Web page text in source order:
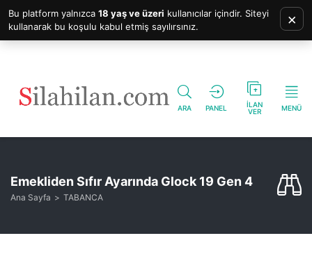
ARA PANEL
İLAN
VER
MENÜ
Emekliden Sıfır Ayarında Glock 19 Gen 4
Ana Sayfa TABANCA
Bu platform yalnızca 18 yaş ve üzeri kullanıcılar içindir. Siteyi
kullanarak bu koşulu kabul etmiş sayılırsınız.
×